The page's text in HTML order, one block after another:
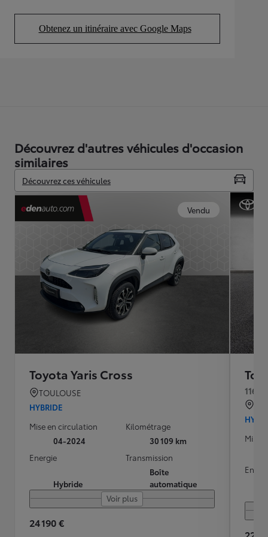
Obtenez un itinéraire avec Google Maps
(Opens in new tab)
Découvrez d'autres véhicules d'occasion
similaires
Découvrez ces véhicules
Vendu
Toyota Yaris Cross
TOULOUSE
HYBRIDE
Mise en circulation
04-2024
Kilométrage
30 109 km
Energie
Hybride
Transmission
Boîte
automatique
Voir plus
24 190 €
116h
Mise
22